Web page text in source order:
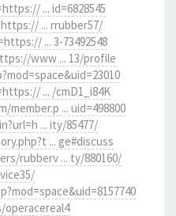
... id=6828545
... rrubber57/
... 3-73492548
www ... 13/profile
... /cmD1_i84K
... uid=498800
... ity/85477/
... ge#discuss
rubberv ... ty/880160/